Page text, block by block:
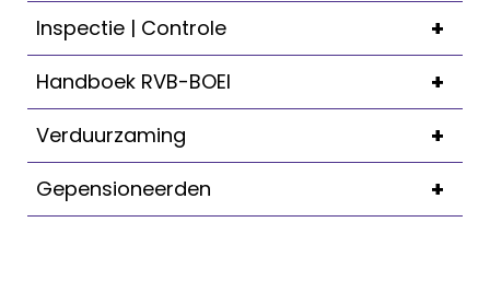
+
Inspectie | Controle
+
Handboek RVB-BOEI
+
Verduurzaming
+
Gepensioneerden